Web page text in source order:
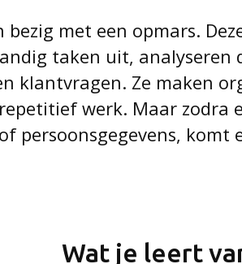
bezig met een opmars.
taken uit,
klantvragen. Ze maken
werk. Maar zodra
persoonsgegevens,
Wat je leert